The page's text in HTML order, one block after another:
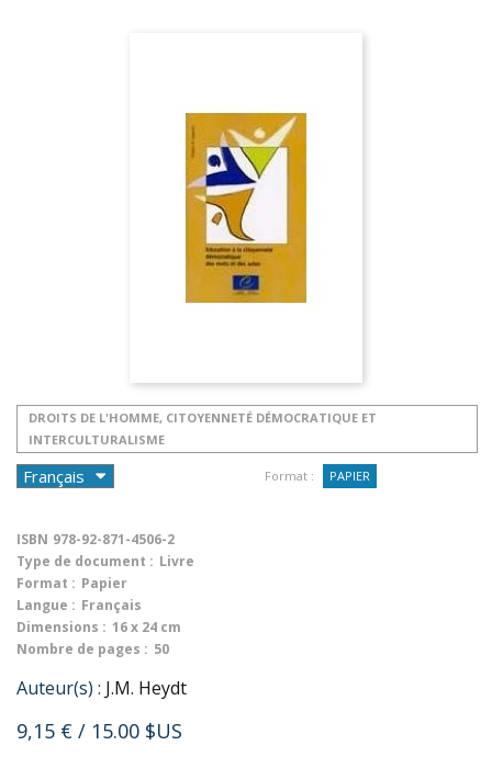
DROITS DE L'HOMME, CITOYENNETÉ DÉMOCRATIQUE ET
INTERCULTURALISME
Format : PAPIER
ISBN 978-92-871-4506-2
Type de document : Livre
Format : Papier
Langue : Français
Dimensions : 16 x 24 cm
Nombre de pages : 50
Auteur(s) : J.M. Heydt
9,15 € / 15.00 $US